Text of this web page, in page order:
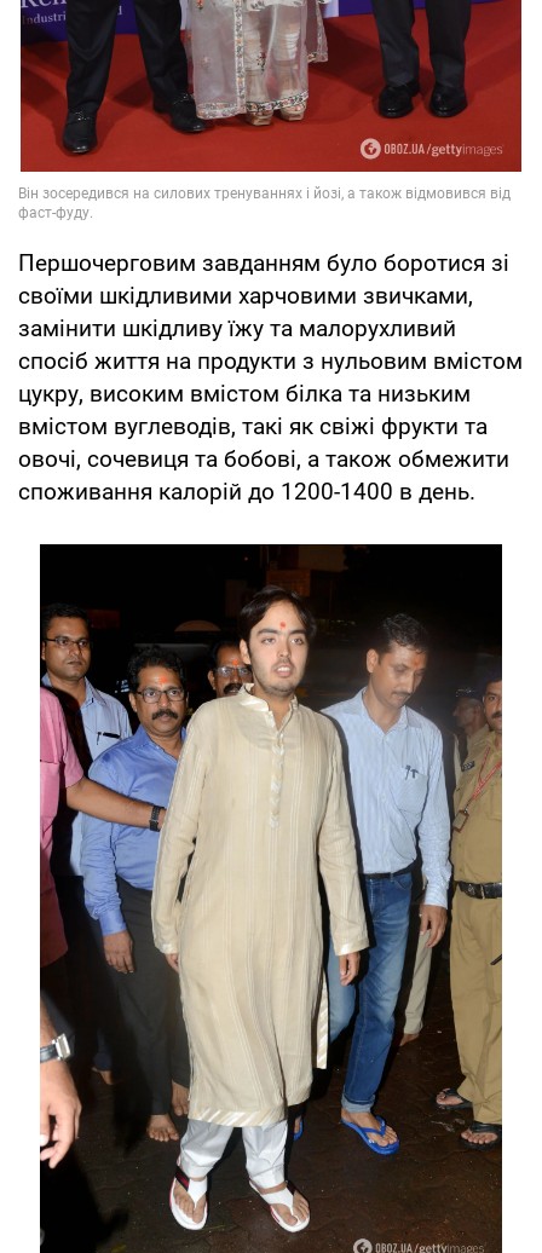
Першочерговим завданням було боротися зі
своїми шкідливими харчовими звичками,
замінити шкідливу їжу та малорухливий
спосіб життя на продукти з нульовим вмістом
цукру, високим вмістом білка та низьким
вмістом вуглеводів, такі як свіжі фрукти та
овочі, сочевиця та бобові, а також обмежити
споживання калорій до 1200-1400 в день.